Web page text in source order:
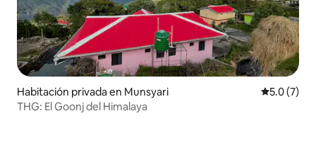
Habitación privada en Munsyari
5.0 (7)
THG: El Goonj del Himalaya